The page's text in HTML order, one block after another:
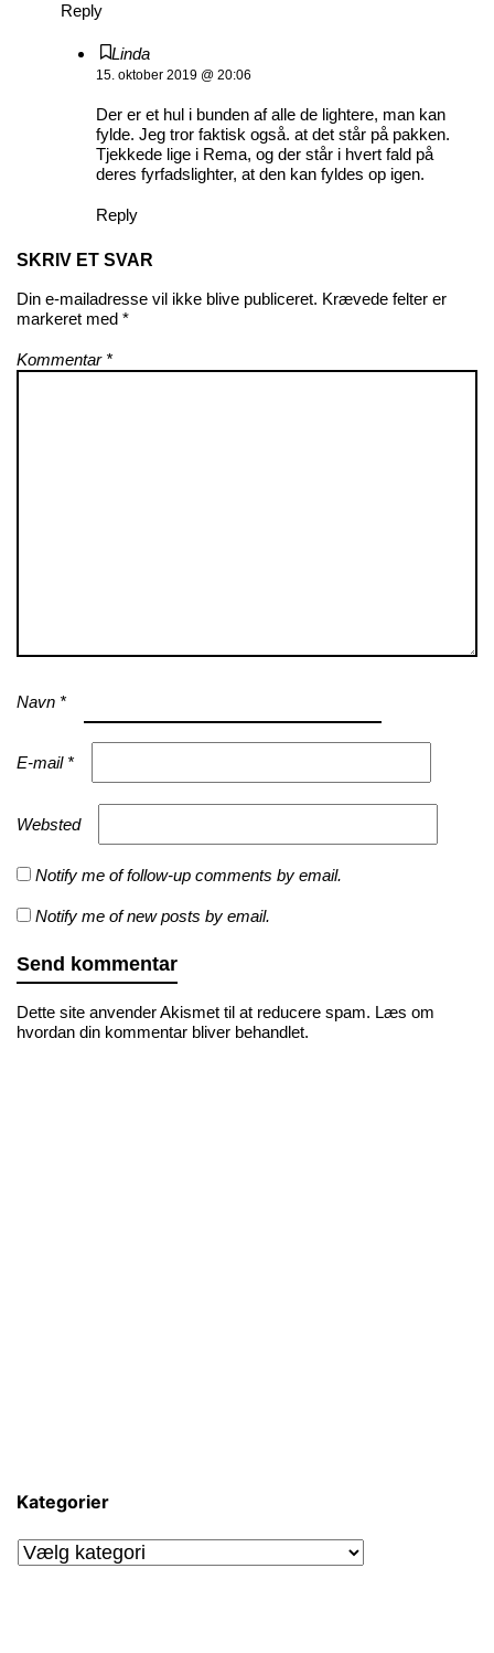
Reply
Linda
15. oktober 2019 @ 20:06
Der er et hul i bunden af alle de lightere, man kan
fylde. Jeg tror faktisk også. at det står på pakken.
Tjekkede lige i Rema, og der står i hvert fald på
deres fyrfadslighter, at den kan fyldes op igen.
Reply
SKRIV ET SVAR
Din e-mailadresse vil ikke blive publiceret. Krævede felter er
markeret med *
Kommentar *
Navn *
E-mail *
Websted
Notify me of follow-up comments by email.
Notify me of new posts by email.
Dette site anvender Akismet til at reducere spam. Læs om
hvordan din kommentar bliver behandlet.
Kategorier
Kategorier